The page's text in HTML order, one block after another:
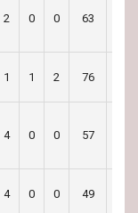
2 0 0 63
1 1 2 76
4 0 0 57
4 0 0 49